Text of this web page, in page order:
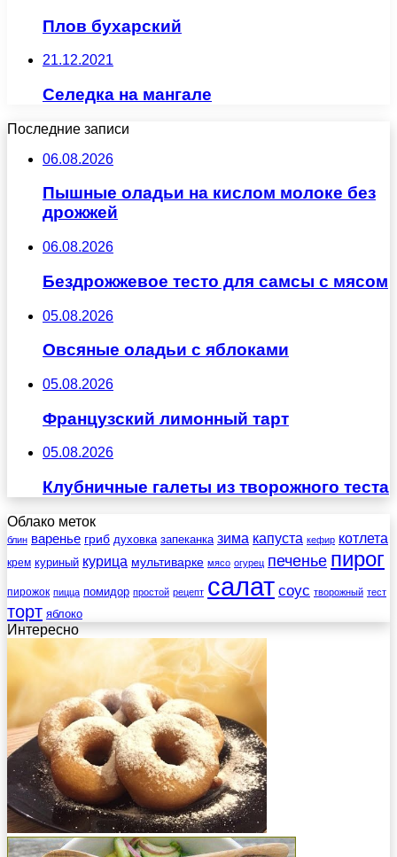
Плов бухарский
21.12.2021
Селедка на мангале
Последние записи
06.08.2026
Пышные оладьи на кислом молоке без
дрожжей
06.08.2026
Бездрожжевое тесто для самсы с мясом
05.08.2026
Овсяные оладьи с яблоками
05.08.2026
Французский лимонный тарт
05.08.2026
Клубничные галеты из творожного теста
Облако меток
блин варенье гриб духовка запеканка зима капуста кефир котлета
крем куриный курица мультиварке мясо огурец печенье пирог
пирожок пицца помидор простой рецепт салат соус творожный тест
торт яблоко
Интересно